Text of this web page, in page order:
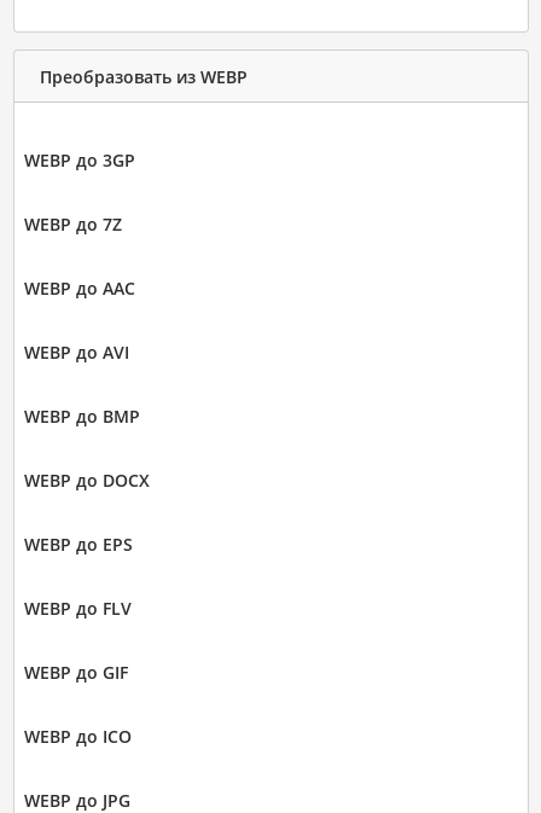
Преобразовать из WEBP
WEBP до 3GP
WEBP до 7Z
WEBP до AAC
WEBP до AVI
WEBP до BMP
WEBP до DOCX
WEBP до EPS
WEBP до FLV
WEBP до GIF
WEBP до ICO
WEBP до JPG